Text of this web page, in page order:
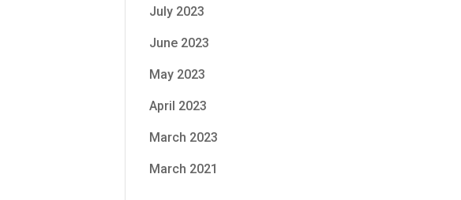
July 2023
June 2023
May 2023
April 2023
March 2023
March 2021